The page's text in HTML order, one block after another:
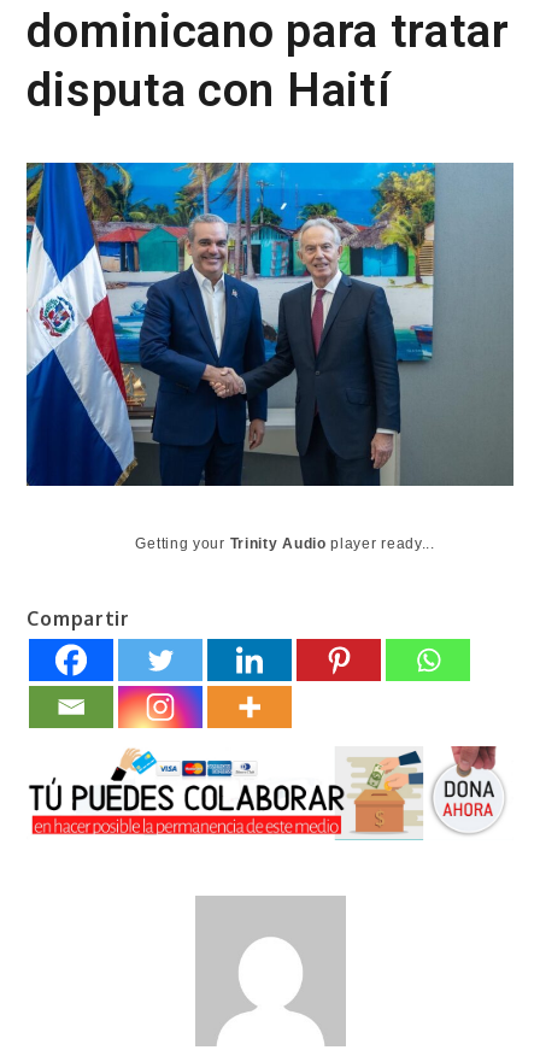
dominicano para tratar
disputa con Haití
Getting your Trinity Audio player ready...
Compartir